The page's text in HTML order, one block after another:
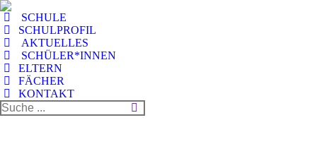
SCHULE
SCHULPROFIL
AKTUELLES
SCHÜLER*INNEN
ELTERN
FÄCHER
KONTAKT